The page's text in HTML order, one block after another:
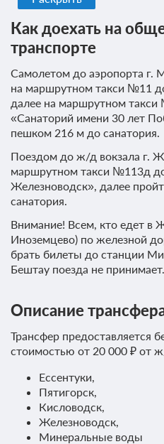
Как доехать на
транспорте
Самолетом до аэропорта г.
на маршрутном такси №11
далее на маршрутном
«Санаторий имени 30 лет
пешком 216 м до санатория.
Поездом до ж/д вокзала г.
маршрутном такси №113д
Железноводск», далее
санатория.
Внимание! Всем, кто едет в
Иноземцево) по железной
брать билеты до станции
Бештау поезда не принимает.
Описание
Трансфер предоставляется
стоимостью от 20 000 ₽ от
Ессентуки,
Пятигорск,
Кисловодск,
Железноводск,
Минеральные воды